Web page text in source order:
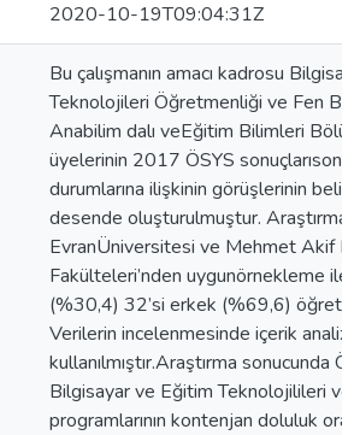
2020-10-19T09:04:31Z
Bu çalışmanın amacı kadrosu
Teknolojileri Öğretmenliği ve Fen
Anabilim dalı veEğitim Bilimleri
üyelerinin 2017 ÖSYS
durumlarına ilişkinin görüşlerinin
desende oluşturulmuştur.
EvranÜniversitesi ve Mehmet Akif
Fakülteleri’nden uygunörnekleme ile
(%30,4) 32’si erkek (%69,6)
Verilerin incelenmesinde içerik
kullanılmıştır.Araştırma sonucunda
Bilgisayar ve Eğitim Teknolojilileri
programlarının kontenjan doluluk